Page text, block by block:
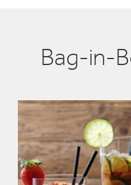
Bag-in-